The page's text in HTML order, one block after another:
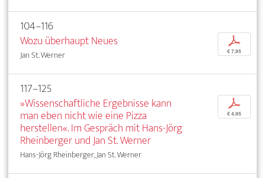
104–116
Wozu überhaupt Neues
Jan St. Werner
p
€ 7,95
117–125
»Wissenschaftliche Ergebnisse kann
man eben nicht wie eine Pizza
herstellen«. Im Gespräch mit Hans-Jörg
Rheinberger und Jan St. Werner
Hans-Jörg Rheinberger, Jan St. Werner
p
€ 4,95